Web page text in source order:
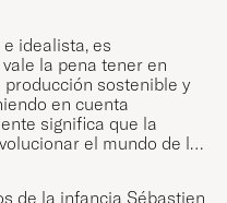
idealista, es
la pena tener en
sostenible y
en cuenta
significa que la
el mundo de las
de la infancia Sébastien